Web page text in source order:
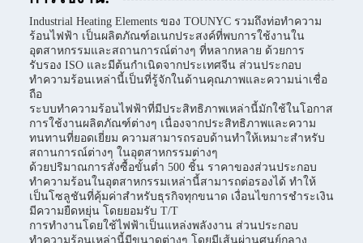
Industrial Heating Elements ของ TOUNYC รวมถึงท่อทำความ
ร้อนไฟฟ้า เป็นผลิตภัณฑ์อเนกประสงค์ที่พบการใช้งานใน
อุตสาหกรรมและสถานการณ์ต่างๆ ที่หลากหลาย ด้วยการ
รับรอง ISO และมีต้นกำเนิดจากประเทศจีน ส่วนประกอบ
ทำความร้อนเหล่านี้เป็นที่รู้จักในด้านคุณภาพและความน่าเชื่อ
ถือ
ระบบทำความร้อนไฟฟ้าที่มีประสิทธิภาพเหล่านี้มักใช้ในโอกาส
การใช้งานผลิตภัณฑ์ต่างๆ เนื่องจากประสิทธิภาพและความ
ทนทานที่ยอดเยี่ยม ความสามารถรอบด้านทำให้เหมาะสำหรับ
สถานการณ์ต่างๆ ในอุตสาหกรรมต่างๆ
ด้วยปริมาณการสั่งซื้อขั้นต่ำ 500 ชิ้น ราคาของส่วนประกอบ
ทำความร้อนในอุตสาหกรรมเหล่านี้สามารถต่อรองได้ ทำให้
เป็นโซลูชันที่คุ้มค่าสำหรับธุรกิจทุกขนาด เงื่อนไขการชำระเงิน
มีความยืดหยุ่น โดยยอมรับ T/T
การทำงานโดยใช้ไฟฟ้าเป็นแหล่งพลังงาน ส่วนประกอบ
ทำความร้อนเหล่านี้มีขนาดต่างๆ โดยมีเส้นผ่านศูนย์กลาง